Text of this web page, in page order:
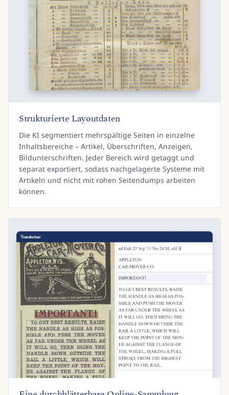
Strukturierte Layoutdaten
Die KI segmentiert mehrspältige Seiten in einzelne
Inhaltsbereiche – Artikel, Überschriften, Anzeigen,
Bildunterschriften. Jeder Bereich wird getaggt und
separat exportiert, sodass nachgelagerte Systeme mit
Artikeln und nicht mit rohen Seitendumps arbeiten
können.